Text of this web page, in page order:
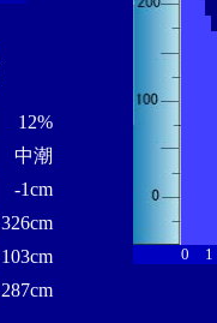
12%
中潮
-1cm
326cm
103cm
287cm
0 1